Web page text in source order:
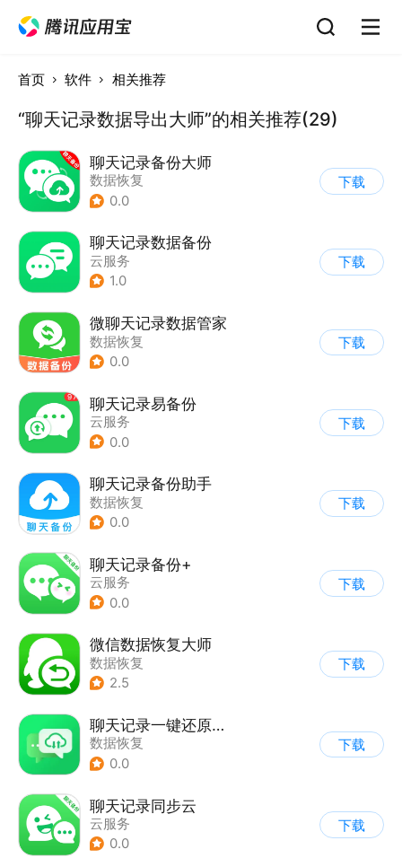
首页 软件 相关推荐
“聊天记录数据导出大师”的相关推荐(29)
聊天记录备份大师
数据恢复
0.0
下载
聊天记录数据备份
云服务
1.0
下载
微聊天记录数据管家
数据恢复
0.0
下载
聊天记录易备份
云服务
0.0
下载
聊天记录备份助手
数据恢复
0.0
下载
聊天记录备份+
云服务
0.0
下载
微信数据恢复大师
数据恢复
2.5
下载
聊天记录一键还原备份
数据恢复
0.0
下载
聊天记录同步云
云服务
0.0
下载